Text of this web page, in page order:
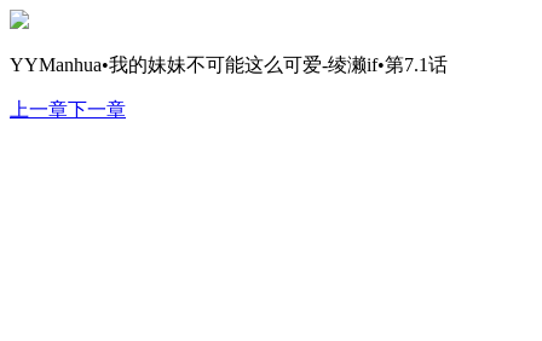
YYManhua•我的妹妹不可能这么可爱-绫濑if•第7.1话
上一章下一章